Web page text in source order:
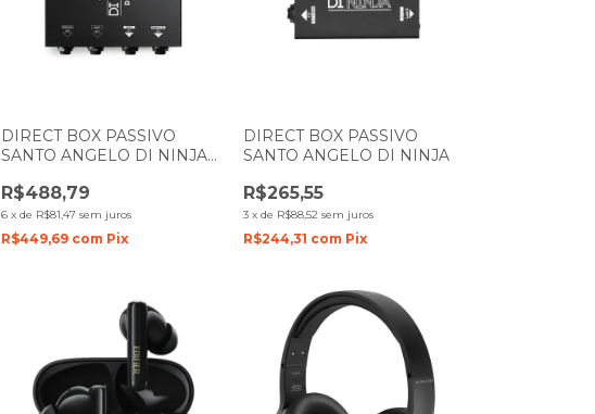
DIRECT BOX PASSIVO
SANTO ANGELO DI NINJA
R$488,79
6 xde R$81,47 sem juros
R$449,69 com Pix
DIRECT BOX PASSIVO
SANTO ANGELO DI NINJA
R$265,55
3 x de R$88,52 sem juros
R$244,31 com Pix